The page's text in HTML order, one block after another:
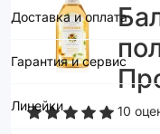
Доставка и оплата
Гарантия и сервис
Линейки 10